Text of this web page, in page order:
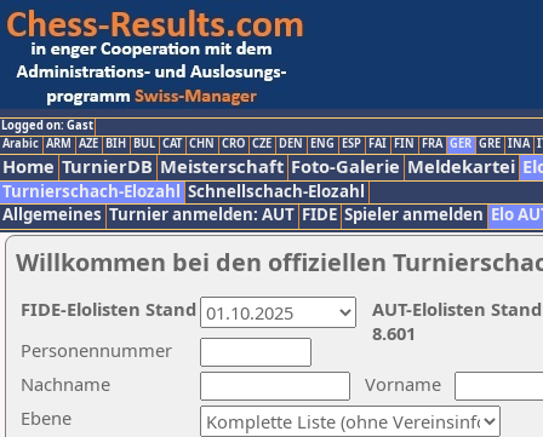
Logged on: Gast
Arabic ARM AZE BIH BUL CAT CHN CRO CZE DEN ENG ESP FAI FIN FRA GER GRE INA
Home TurnierDB Meisterschaft Foto-Galerie Meldekartei
Turnierschach-Elozahl Schnellschach-Elozahl
Allgemeines Turnier anmelden: AUT FIDE Spieler anmelden Elo
Willkommen bei den offiziellen
Nachname
Vorname
Ebene
Personennummer
AUT-Elolisten
8.601
FIDE-Elolisten Stand